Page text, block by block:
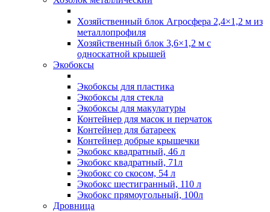
Хозяйственный блок Агросфера 2,4×1,2 м из
металлопрофиля
Хозяйственный блок 3,6×1,2 м с
односкатной крышей
Экобоксы
Экобоксы для пластика
Экобоксы для стекла
Экобоксы для макулатуры
Контейнер для масок и перчаток
Контейнер для батареек
Контейнер добрые крышечки
Экобокс квадратный, 46 л
Экобокс квадратный, 71л
Экобокс со скосом, 54 л
Экобокс шестигранный, 110 л
Экобокс прямоугольный, 100л
Дровница